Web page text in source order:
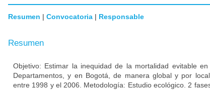
Resumen | Convocatoria | Responsable
Resumen
Objetivo: Estimar la inequidad de la mortalidad evitable
Departamentos, y en Bogotá, de manera global y por
entre 1998 y el 2006. Metodología: Estudio ecológico. 2